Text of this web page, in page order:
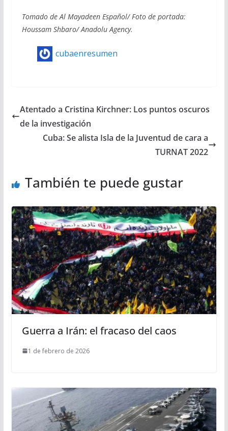
Tomado de Al Mayadeen Español/ Foto de portada:
Houssam Shbaro/ Anadolu Agency.
cubaenresumen
Atentado a Cristina Kirchner: Los puntos oscuros
de la investigación
Cuba: Se alista Isla de la Juventud de cara a
TURNAT 2022
También te puede gustar
Guerra a Irán: el fracaso del caos
1 de febrero de 2026